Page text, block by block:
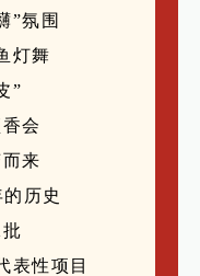
”氛围
灯舞
”
会
来
历史
表性项目